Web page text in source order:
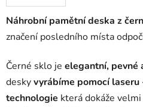
Náhrobní pamětní deska z
značení posledního místa
Černé sklo je elegantní, pevné
deskyvyrábíme pomocí laseru
technologie která dokáže velmi